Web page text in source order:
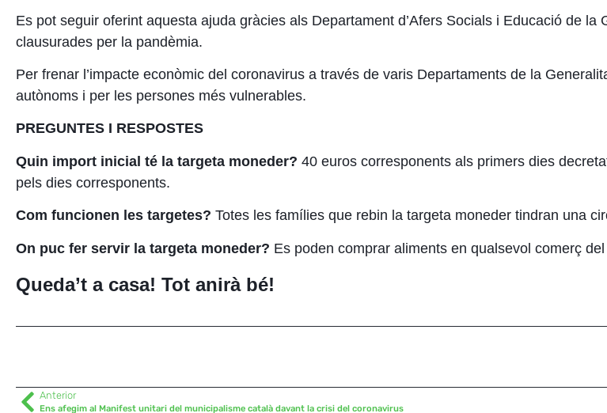
Es pot seguir oferint aquesta ajuda gràcies als Departament d’Afers Socials i Educació de
clausurades per la pandèmia.
Per frenar l’impacte econòmic del coronavirus a través de varis Departaments de la
autònoms i per les persones més vulnerables.
PREGUNTES I RESPOSTES
Quin import inicial té la targeta moneder? 40 euros corresponents als primers dies
pels dies corresponents.
Com funcionen les targetes? Totes les famílies que rebin la targeta moneder tindran una
On puc fer servir la targeta moneder? Es poden comprar aliments en qualsevol comerç
Queda’t a casa! Tot anirà bé!
Anterior
Ens afegim al Manifest unitari del municipalisme català davant la crisi del coronavirus